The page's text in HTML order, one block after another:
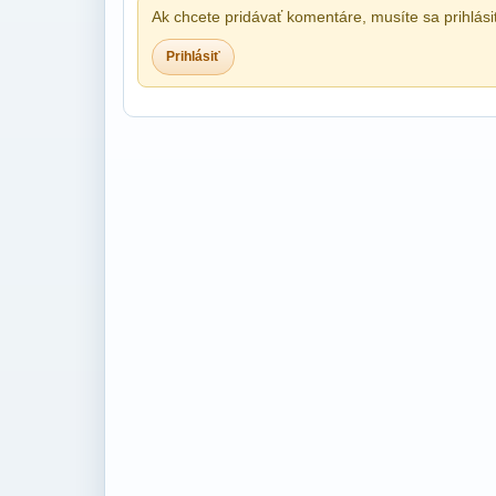
Ak chcete pridávať komentáre, musíte sa
Prihlásiť